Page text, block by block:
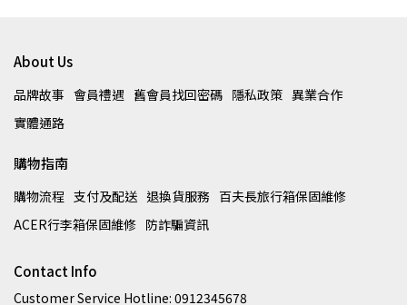
About Us
品牌故事 會員禮遇 舊會員找回密碼 隱私政策 異業合作
實體通路
購物指南
購物流程 支付及配送 退換貨服務 百夫長旅行箱保固維修
ACER行李箱保固維修 防詐騙資訊
Contact Info
Customer Service Hotline: 0912345678